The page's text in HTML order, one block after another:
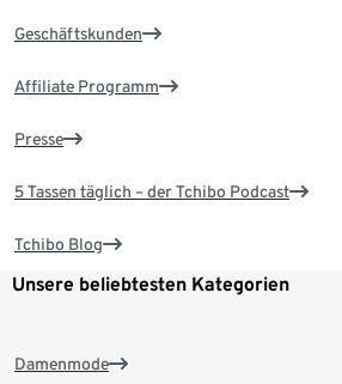
Geschäftskunden
Affiliate Programm
Presse
5 Tassen täglich – der Tchibo Podcast
Tchibo Blog
Unsere beliebtesten Kategorien
Damenmode